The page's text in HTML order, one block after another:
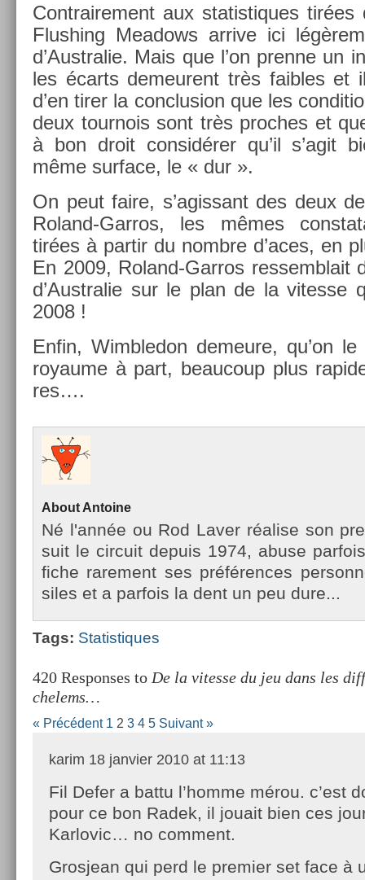
Contra­ire­ment aux statis­tiques tirées
Flush­ing Meadows ar­rive ici
d’Australie. Mais que l’on pre­nne un
les écarts de­meurent très faib­les et
d’en tirer la con­clus­ion que les
deux tour­nois sont très pro­ches et
à bon droit con­sidér­er qu’il s’agit
même sur­face, le « dur ».
On peut faire, s’agis­sant des deux
Roland-Garros, les mêmes
tirées à par­tir du nombre d’aces, en
En 2009, Roland-Garros re­ssemblait
d’Australie sur le plan de la vites­se
2008 !
Enfin, Wimbledon de­meure, qu’on
royaume à part, be­aucoup plus
res….
About An­toine
Né l'année ou Rod Laver réalise son
suit le cir­cuit de­puis 1974, abuse
fiche rare­ment ses préfér­ences
siles et a par­fois la dent un peu dure...
Tags: Statis­tiques
420 Responses to De la vitesse du jeu dans les
chelems…
« Précédent 1 2 3 4 5 Suivant »
karim 18 janvier 2010 at 11:13
Fil Defer a battu l’homme mérou. c’est
pour ce bon Radek, il jouait bien ces
Karlovic… no comment.
Grosjean qui perd le premier set face à